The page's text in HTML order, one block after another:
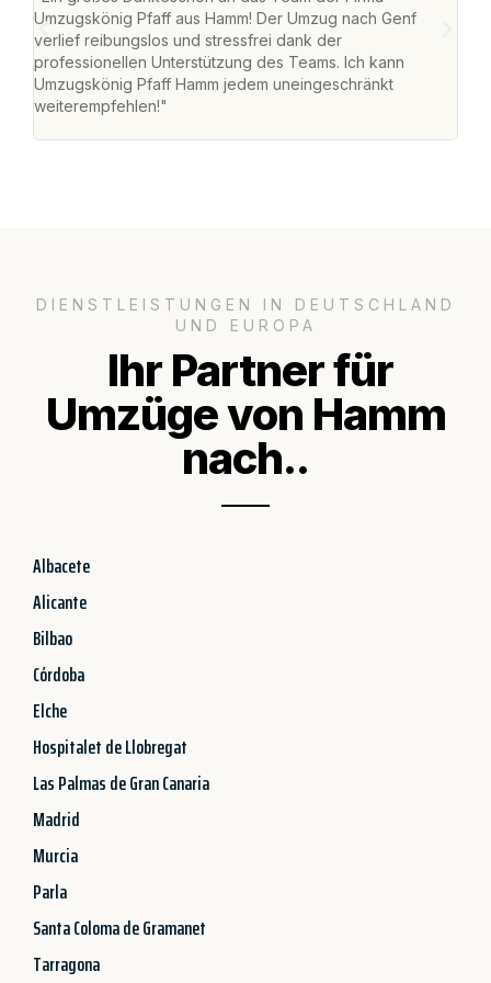
Umzugskönig Pfaff aus Hamm! Der Umzug nach Genf
verlief reibungslos und stressfrei dank der
professionellen Unterstützung des Teams. Ich kann
Umzugskönig Pfaff Hamm jedem uneingeschränkt
weiterempfehlen!"
DIENSTLEISTUNGEN IN DEUTSCHLAND
UND EUROPA
Ihr Partner für
Umzüge von Hamm
nach..
Albacete
Alicante
Bilbao
Córdoba
Elche
Hospitalet de Llobregat
Las Palmas de Gran Canaria
Madrid
Murcia
Parla
Santa Coloma de Gramanet
Tarragona